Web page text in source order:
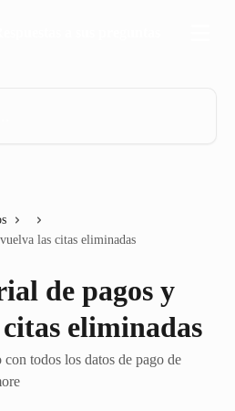
las citas eliminadas
de pagos y
eliminadas
todos los datos de pago de